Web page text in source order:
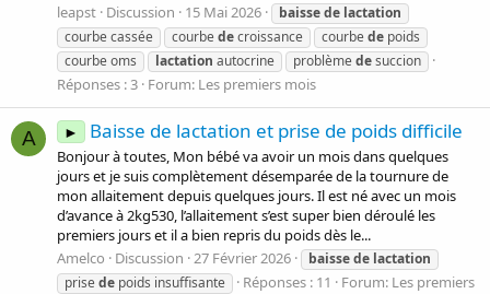
leapst Discussion 15 Mai 2026 baissede lactation
courbe cassée
courbedecroissance courbede poids
courbe oms
lactation autocrine problèmedesuccion
Réponses : 3 Forum: Les premiers mois
A ► Baisse de lactation et prise de poids difficile
Bonjour à toutes, Mon bébé va avoir un mois dans quelques
jours et je suis complètement désemparée de la tournure de
mon allaitement depuis quelques jours. Il est né avec un mois
d’avance à 2kg530, l’allaitement s’est super bien déroulé les
premiers jours et il a bien repris du poids dès le...
Amelco
Discussion 27 Février 2026 baissede lactation
prisede poids insuffisante Réponses : 11 Forum: Les premiers